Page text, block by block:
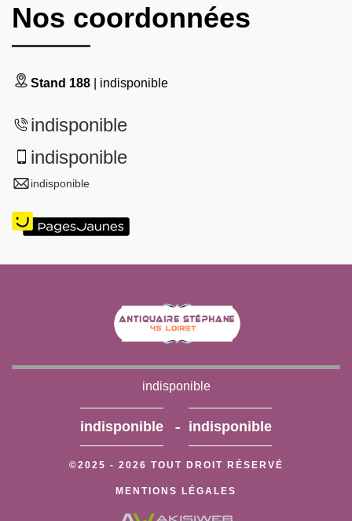
Nos coordonnées
Stand 188 | indisponible
indisponible
indisponible
indisponible
indisponible
indisponible - indisponible
©2025 - 2026 TOUT DROIT RÉSERVÉ
MENTIONS LÉGALES